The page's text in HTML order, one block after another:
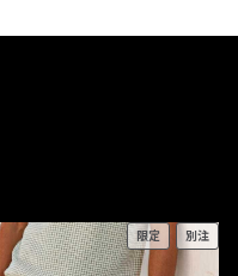
限定 別注